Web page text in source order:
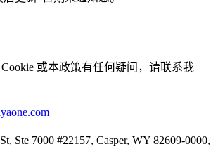
或本政策有任何疑问，请联系我
Ste 7000 #22157, Casper, WY 82609-0000,